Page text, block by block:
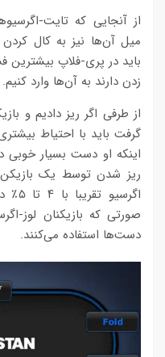
از آنجایی که تایت-
میل آن‌ها نیز به کال
باید در پری-فلاپ بیشترین
زدن دارند به آن‌ها وارد کنیم.
از طرفی اگر ریز دادیم و
گرفت باید با احتیاط
اینکه او دست بسیار خوبی
ریز شدن توسط یک بازیکن
دست‌ها استفاده می‌کنند.